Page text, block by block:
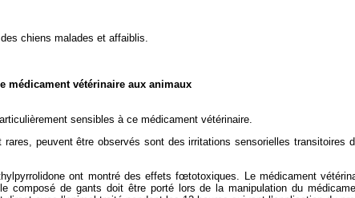
chiens malades et affaiblis.
médicament vétérinaire aux animaux
sensibles à ce médicament vétérinaire.
peuvent être observés sont des irritations sensorielles transitoires
ont montré des effets fœtotoxiques. Le médicament
composé de gants doit être porté lors de la manipulation du